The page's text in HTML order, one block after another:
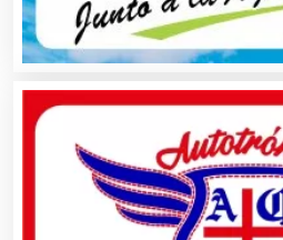
Cámaras de Comercio
Cancelería de Aluminio